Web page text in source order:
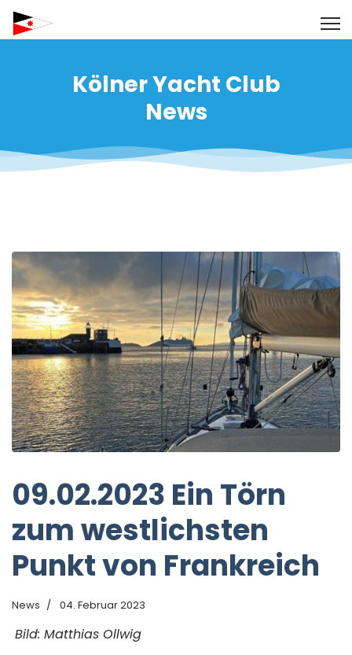
Kölner Yacht Club
News
09.02.2023 Ein Törn
zum westlichsten
Punkt von Frankreich
News 04. Februar 2023
Bild: Matthias Ollwig